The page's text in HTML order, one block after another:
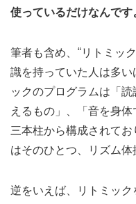
使っているだけなんです
筆者も含め、“リトミッ
識を持っていた人は多
ックのプログラムは「
えるもの」、「音を身
三本柱から構成されて
はそのひとつ、リズム体
逆をいえば、リトミッ